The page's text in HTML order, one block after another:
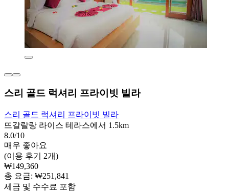
스리 골드 럭셔리 프라이빗 빌라
스리 골드 럭셔리 프라이빗 빌라
뜨갈랄랑 라이스 테라스에서 1.5km
8.0/10
매우 좋아요
(이용 후기 2개)
₩149,360
총 요금: ₩251,841
세금 및 수수료 포함